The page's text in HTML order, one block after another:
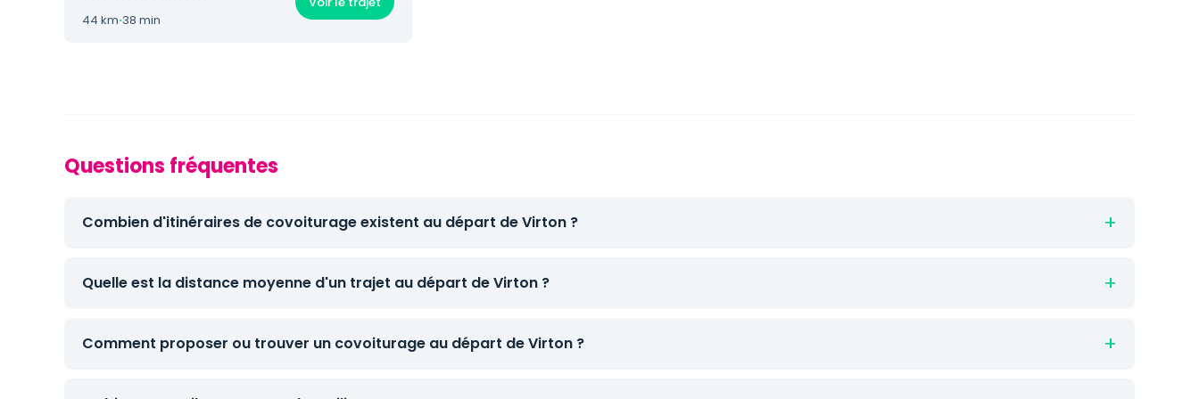
44 km·38 min
Questions fréquentes
Combien d'itinéraires de covoiturage existent au départ de Virton ?
Quelle est la distance moyenne d'un trajet au départ de Virton ?
Comment proposer ou trouver un covoiturage au départ de Virton ?